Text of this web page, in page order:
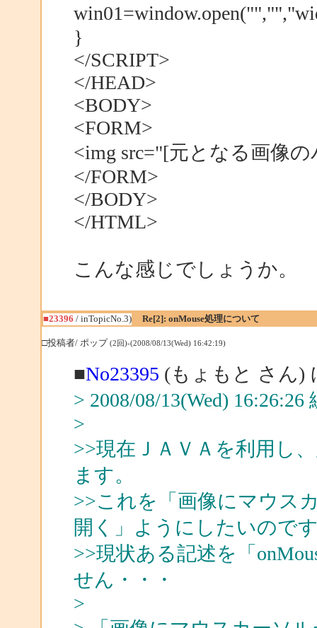
}
</SCRIPT>
</HEAD>
<BODY>
<FORM>
<img src="[元となる画像の
</FORM>
</BODY>
</HTML>
こんな感じでしょうか。
■23396 / inTopicNo.3) Re[2]: onMouse処理について
□投稿者/ ポップ (2回)-(2008/08/13(Wed) 16:42:19)
■No23395 (もょもと さん)
> 2008/08/13(Wed)
>
>>現在ＪＡＶＡを利用し
ます。
>>これを「画像にマウス
開く」ようにしたいので
>>現状ある記述を「
せん・・・
>